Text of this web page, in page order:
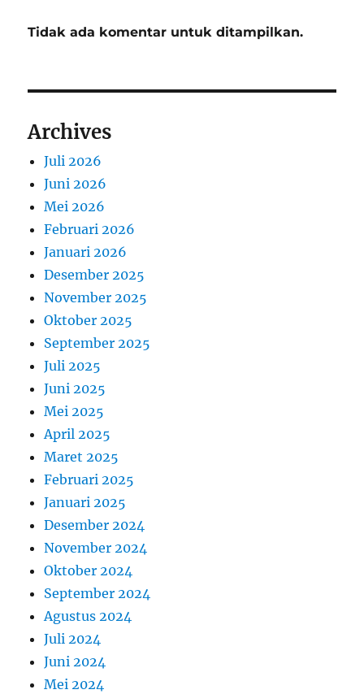
Tidak ada komentar untuk ditampilkan.
Archives
Juli 2026
Juni 2026
Mei 2026
Februari 2026
Januari 2026
Desember 2025
November 2025
Oktober 2025
September 2025
Juli 2025
Juni 2025
Mei 2025
April 2025
Maret 2025
Februari 2025
Januari 2025
Desember 2024
November 2024
Oktober 2024
September 2024
Agustus 2024
Juli 2024
Juni 2024
Mei 2024